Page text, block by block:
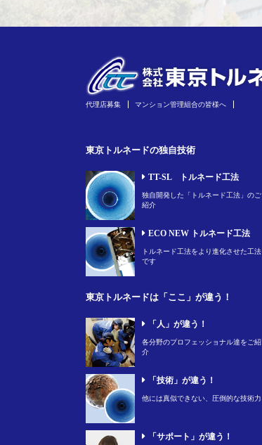
代理店募集 マンション管理組合の皆様へ
東京トルネードの独自技術
TT-SL トルネード工法
独自開発した「トルネード工法」のご
紹介
ECO NEW トルネード工法
トルネード工法をより進化させた工法
です
東京トルネードは「ここ」が違う！
「人」が違う！
各分野のプロフェッショナル達をご紹
介
「技術」が違う！
他には真似できない、圧倒的な技術力
「サポート」が違う！